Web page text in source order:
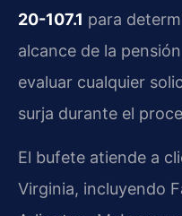
20-107.1 para
alcance de la
evaluar cualquier
surja durante el
El bufete atiende a
Virginia, incluyendo